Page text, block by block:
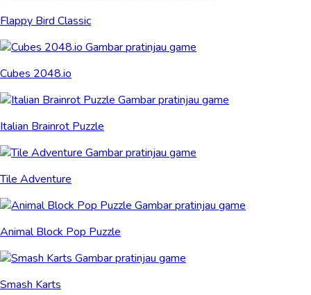
Flappy Bird Classic
Cubes 2048.io
Italian Brainrot Puzzle
Tile Adventure
Animal Block Pop Puzzle
Smash Karts